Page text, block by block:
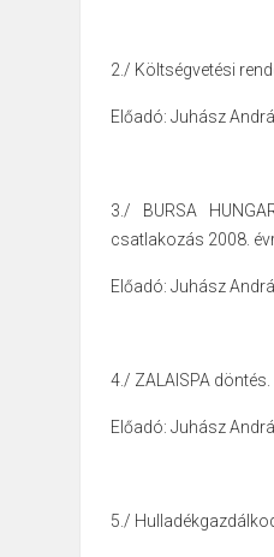
2./ Költségvetési
Előadó: Juhász
3./ BURSA
csatlakozás 2008.
Előadó: Juhász
4./ ZALAISPA döntés.
Előadó: Juhász
5./